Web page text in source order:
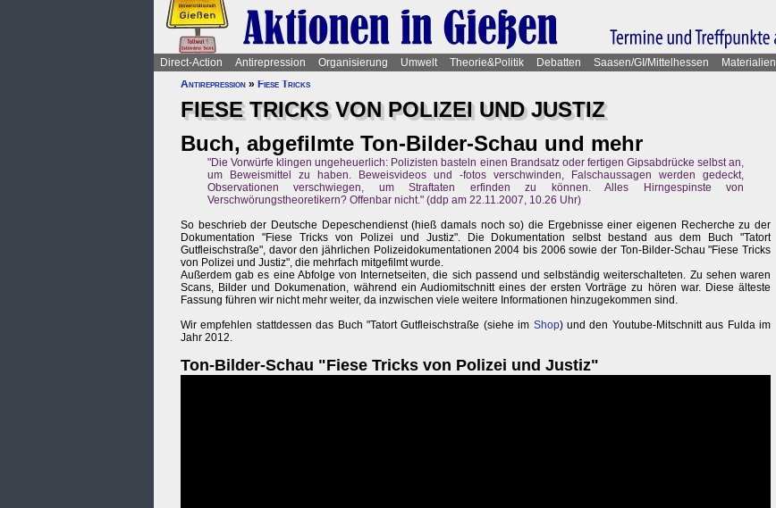
Direct-Action Antirepression Organisierung Umwelt Theorie&Politik Debatten Saasen/GI/Mittelhessen Materialien
Antirepression » Fiese Tricks
FIESE TRICKS VON POLIZEI UND JUSTIZ
Buch, abgefilmte Ton-Bilder-Schau und mehr
"Die Vorwürfe klingen ungeheuerlich: Polizisten basteln einen Brandsatz oder fertigen Gipsabdrücke selbst an,
um Beweismittel zu haben. Beweisvideos und -fotos verschwinden, Falschaussagen werden gedeckt,
Observationen verschwiegen, um Straftaten erfinden zu können. Alles Hirngespinste von
Verschwörungstheoretikern? Offenbar nicht." (ddp am 22.11.2007, 10.26 Uhr)
So beschrieb der Deutsche Depeschendienst (hieß damals noch so) die Ergebnisse einer eigenen Recherche zu der
Dokumentation "Fiese Tricks von Polizei und Justiz". Die Dokumentation selbst bestand aus dem Buch "Tatort
Gutfleischstraße", davor den jährlichen Polizeidokumentationen 2004 bis 2006 sowie der Ton-Bilder-Schau "Fiese Tricks
von Polizei und Justiz", die mehrfach mitgefilmt wurde.
Außerdem gab es eine Abfolge von Internetseiten, die sich passend und selbständig weiterschalteten. Zu sehen waren
Scans, Bilder und Dokumenation, während ein Audiomitschnitt eines der ersten Vorträge zu hören war. Diese älteste
Fassung führen wir nicht mehr weiter, da inzwischen viele weitere Informationen hinzugekommen sind.
Wir empfehlen stattdessen das Buch "Tatort Gutfleischstraße (siehe im Shop) und den Youtube-Mitschnitt aus Fulda im
Jahr 2012.
Ton-Bilder-Schau "Fiese Tricks von Polizei und Justiz"